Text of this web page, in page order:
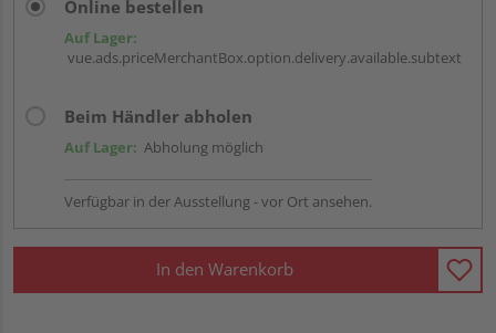
Online bestellen
Auf Lager:
vue.ads.priceMerchantBox.option.delivery.available.subtext
Beim Händler abholen
Auf Lager: Abholung möglich
Verfügbar in der Ausstellung - vor Ort ansehen.
In den Warenkorb